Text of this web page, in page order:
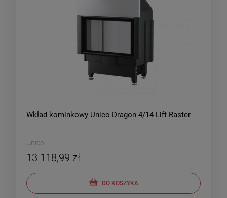
Wkład kominkowy Unico Dragon 4/14 Lift Raster
Unico
13 118,99 zł
DO KOSZYKA